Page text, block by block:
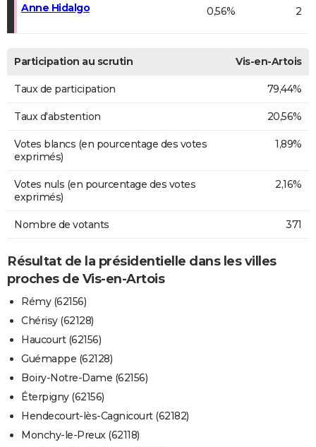
Anne Hidalgo 0,56% 2
Participation au scrutin Vis-en-Artois
Taux de participation 79,44%
Taux d'abstention 20,56%
Votes blancs (en pourcentage des votes
exprimés)
1,89%
Votes nuls (en pourcentage des votes
exprimés)
2,16%
Nombre de votants 371
Résultat de la présidentielle dans les villes
proches de Vis-en-Artois
Rémy (62156)
Chérisy (62128)
Haucourt (62156)
Guémappe (62128)
Boiry-Notre-Dame (62156)
Éterpigny (62156)
Hendecourt-lès-Cagnicourt (62182)
Monchy-le-Preux (62118)